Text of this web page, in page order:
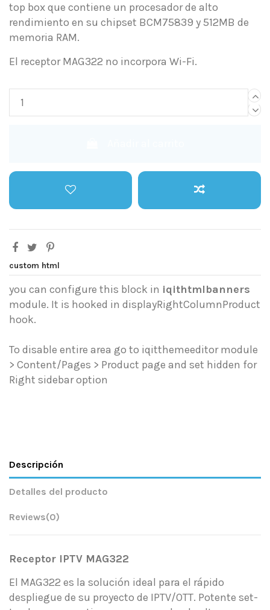
top box que contiene un procesador de alto
rendimiento en su chipset BCM75839 y 512MB de
memoria RAM.
El receptor MAG322 no incorpora Wi-Fi.
custom html
you can configure this block in iqithtmlbanners
module. It is hooked in displayRightColumnProduct
hook.
To disable entire area go to iqitthemeeditor module
> Content/Pages > Product page and set hidden for
Right sidebar option
Descripción
Detalles del producto
Reviews(0)
Receptor IPTV MAG322
El MAG322 es la solución ideal para el rápido
despliegue de su proyecto de IPTV/OTT. Potente set-